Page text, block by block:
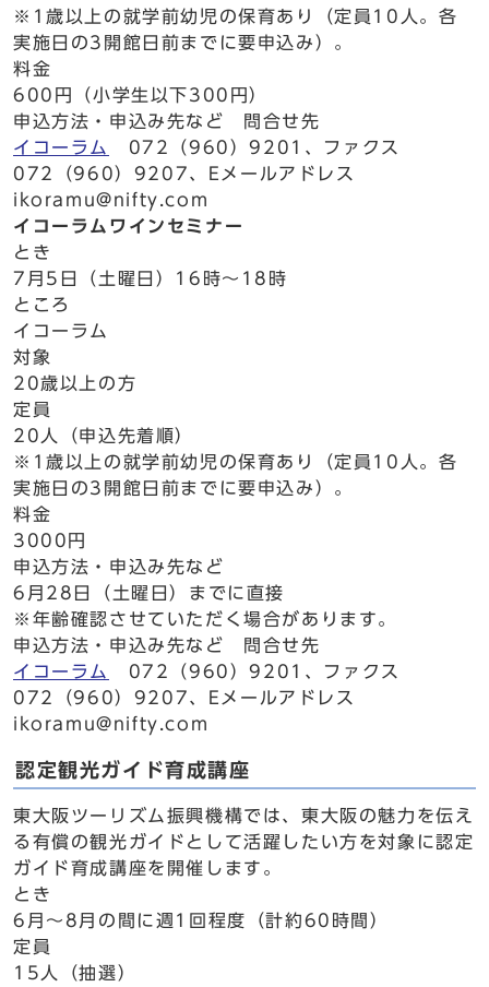
※1歳以上の就学前幼児の保育あり（定員10人。各
実施日の3開館日前までに要申込み）。
料金
600円（小学生以下300円）
申込方法・申込み先など 問合せ先
イコーラム
072（960）9201、ファクス
072（960）9207、Eメールアドレス
ikoramu@nifty.com
イコーラムワインセミナー
とき
7月5日（土曜日）16時～18時
ところ
イコーラム
対象
20歳以上の方
定員
20人（申込先着順）
※1歳以上の就学前幼児の保育あり（定員10人。各
実施日の3開館日前までに要申込み）。
料金
3000円
申込方法・申込み先など
6月28日（土曜日）までに直接
※年齢確認させていただく場合があります。
申込方法・申込み先など 問合せ先
イコーラム
072（960）9201、ファクス
072（960）9207、Eメールアドレス
ikoramu@nifty.com
認定観光ガイド育成講座
東大阪ツーリズム振興機構では、東大阪の魅力を伝え
る有償の観光ガイドとして活躍したい方を対象に認定
ガイド育成講座を開催します。
とき
6月～8月の間に週1回程度（計約60時間）
定員
15人（抽選）